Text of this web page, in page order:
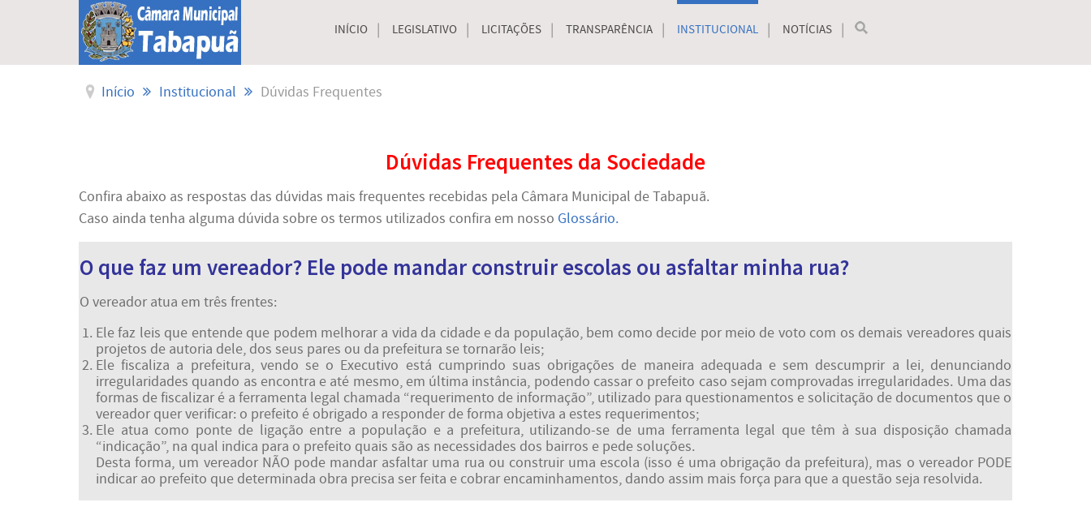
INÍCIO LEGISLATIVO LICITAÇÕES TRANSPARÊNCIA INSTITUCIONAL NOTÍCIAS
Início Institucional Dúvidas Frequentes
Dúvidas Frequentes da Sociedade
Confira abaixo as respostas das dúvidas mais frequentes recebidas pela Câmara Municipal de Tabapuã.
Caso ainda tenha alguma dúvida sobre os termos utilizados confira em nosso Glossário.
O que faz um vereador? Ele pode mandar construir escolas ou asfaltar minha rua?
O vereador atua em três frentes:
Ele faz leis que entende que podem melhorar a vida da cidade e da população, bem como decide por meio de voto com os demais vereadores quais
projetos de autoria dele, dos seus pares ou da prefeitura se tornarão leis;
Ele fiscaliza a prefeitura, vendo se o Executivo está cumprindo suas obrigações de maneira adequada e sem descumprir a lei, denunciando
irregularidades quando as encontra e até mesmo, em última instância, podendo cassar o prefeito caso sejam comprovadas irregularidades. Uma das
formas de fiscalizar é a ferramenta legal chamada “requerimento de informação”, utilizado para questionamentos e solicitação de documentos que o
vereador quer verificar: o prefeito é obrigado a responder de forma objetiva a estes requerimentos;
Ele atua como ponte de ligação entre a população e a prefeitura, utilizando-se de uma ferramenta legal que têm à sua disposição chamada
“indicação”, na qual indica para o prefeito quais são as necessidades dos bairros e pede soluções.
Desta forma, um vereador NÃO pode mandar asfaltar uma rua ou construir uma escola (isso é uma obrigação da prefeitura), mas o vereador PODE
indicar ao prefeito que determinada obra precisa ser feita e cobrar encaminhamentos, dando assim mais força para que a questão seja resolvida.